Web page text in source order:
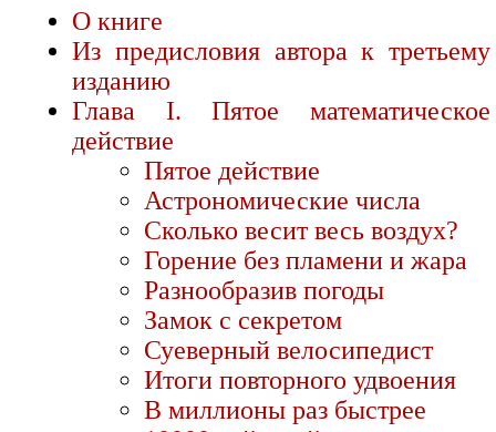
О книге
Из предисловия автора к третьему
изданию
Глава I. Пятое математическое
действие
Пятое действие
Астрономические числа
Сколько весит весь воздух?
Горение без пламени и жара
Разнообразив погоды
Замок с секретом
Суеверный велосипедист
Итоги повторного удвоения
В миллионы раз быстрее